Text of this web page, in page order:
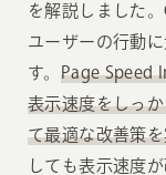
を解説しました
ユーザーの行動
す。 Page Speed
表示速度をしっ
て最適な改善策
しても表示速度